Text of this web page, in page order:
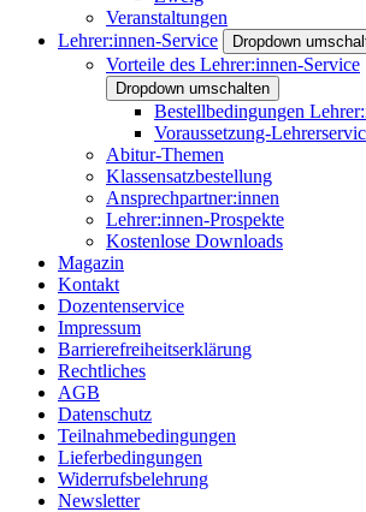
Veranstaltungen
Lehrer:innen-Service
Dropdown
Vorteile des Lehrer:innen-Service
Dropdown umschalten
Bestellbedingungen
Voraussetzung-
Abitur-Themen
Klassensatzbestellung
Ansprechpartner:innen
Lehrer:innen-Prospekte
Kostenlose Downloads
Magazin
Kontakt
Dozentenservice
Impressum
Barrierefreiheitserklärung
Rechtliches
AGB
Datenschutz
Teilnahmebedingungen
Lieferbedingungen
Widerrufsbelehrung
Newsletter